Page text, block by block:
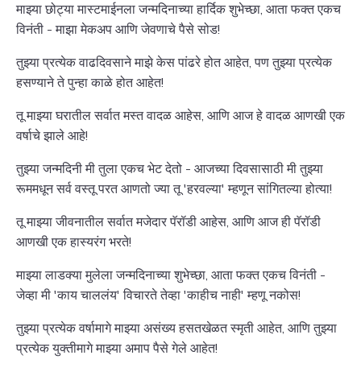
माझ्या छोट्या मास्टमाईनला जन्मदिनाच्या हार्दिक शुभेच्छा, आता फक्त एकच
विनंती - माझा मेकअप आणि जेवणाचे पैसे सोड!
तुझ्या प्रत्येक वाढदिवसाने माझे केस पांढरे होत आहेत, पण तुझ्या प्रत्येक
हसण्याने ते पुन्हा काळे होत आहेत!
तू माझ्या घरातील सर्वात मस्त वादळ आहेस, आणि आज हे वादळ आणखी एक
वर्षाचे झाले आहे!
तुझ्या जन्मदिनी मी तुला एकच भेट देतो - आजच्या दिवसासाठी मी तुझ्या
रूममधून सर्व वस्तू परत आणतो ज्या तू 'हरवल्या' म्हणून सांगितल्या होत्या!
तू माझ्या जीवनातील सर्वात मजेदार पॅरॉडी आहेस, आणि आज ही पॅरॉडी
आणखी एक हास्यरंग भरते!
माझ्या लाडक्या मुलेला जन्मदिनाच्या शुभेच्छा, आता फक्त एकच विनंती -
जेव्हा मी 'काय चाललंय' विचारते तेव्हा 'काहीच नाही' म्हणू नकोस!
तुझ्या प्रत्येक वर्षामागे माझ्या असंख्य हसतखेळत स्मृती आहेत, आणि तुझ्या
प्रत्येक युक्तीमागे माझ्या अमाप पैसे गेले आहेत!